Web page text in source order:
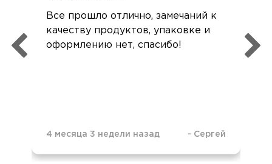
Все прошло отлично, замечаний к
качеству продуктов, упаковке и
оформлению нет, спасибо!
4 месяца 3 недели назад - Сергей